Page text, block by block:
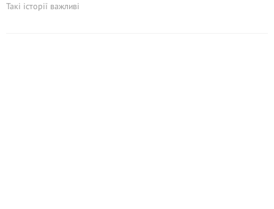
Такі історії важливі